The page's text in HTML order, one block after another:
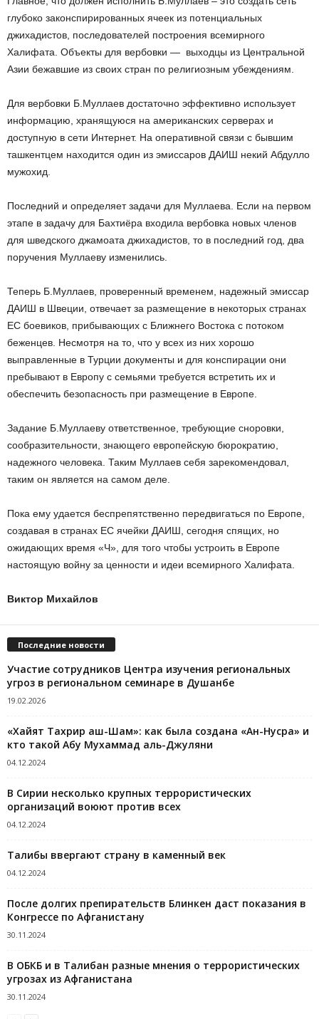
глубоко законспирированных ячеек из потенциальных
джихадистов, последователей построения всемирного
Халифата. Объекты для вербовки — выходцы из Центральной
Азии бежавшие из своих стран по религиозным убеждениям.
Для вербовки Б.Муллаев достаточно эффективно использует
информацию, хранящуюся на американских серверах и
доступную в сети Интернет. На оперативной связи с бывшим
ташкентцем находится один из эмиссаров ДАИШ некий Абдулло
мужохид.
Последний и определяет задачи для Муллаева. Если на первом
этапе в задачу для Бахтиёра входила вербовка новых членов
для шведского джамоата джихадистов, то в последний год, два
поручения Муллаеву изменились.
Теперь Б.Муллаев, проверенный временем, надежный эмиссар
ДАИШ в Швеции, отвечает за размещение в некоторых странах
ЕС боевиков, прибывающих с Ближнего Востока с потоком
беженцев. Несмотря на то, что у всех из них хорошо
выправленные в Турции документы и для конспирации они
пребывают в Европу с семьями требуется встретить их и
обеспечить безопасность при размещение в Европе.
Задание Б.Муллаеву ответственное, требующие сноровки,
сообразительности, знающего европейскую бюрократию,
надежного человека. Таким Муллаев себя зарекомендовал,
таким он является на самом деле.
Пока ему удается беспрепятственно передвигаться по Европе,
создавая в странах ЕС ячейки ДАИШ, сегодня спящих, но
ожидающих время «Ч», для того чтобы устроить в Европе
настоящую войну за ценности и идеи всемирного Халифата.
Виктор Михайлов
Последние новости
Участие сотрудников Центра изучения региональных
угроз в региональном семинаре в Душанбе
19.02.2026
«Хайят Тахрир аш-Шам»: как была создана «Ан-Нусра» и
кто такой Абу Мухаммад аль-Джуляни
04.12.2024
В Сирии несколько крупных террористических
организаций воюют против всех
04.12.2024
Талибы ввергают страну в каменный век
04.12.2024
После долгих препирательств Блинкен даст показания в
Конгрессе по Афганистану
30.11.2024
В ОБКБ и в Талибан разные мнения о террористических
угрозах из Афганистана
30.11.2024